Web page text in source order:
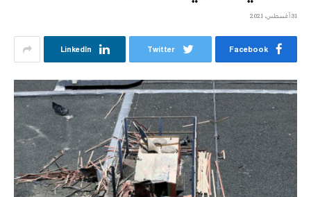
31 أغسطس، 2021
Facebook
Twitter
LinkedIn